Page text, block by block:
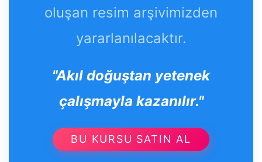
oluşan resim arşivimizden
yararlanılacaktır.
"Akıl doğuştan yetenek
çalışmayla kazanılır."
BU KURSU SATIN AL